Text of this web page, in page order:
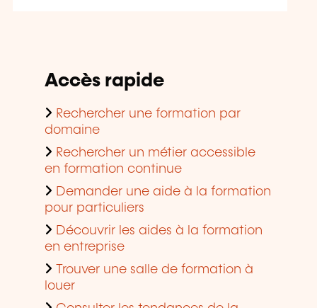
Accès rapide
Rechercher une formation par
domaine
Rechercher un métier accessible
en formation continue
Demander une aide à la formation
pour particuliers
Découvrir les aides à la formation
en entreprise
Trouver une salle de formation à
louer